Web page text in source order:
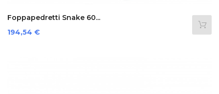
Foppapedretti Snake 60...
Prezzo
194,54 €